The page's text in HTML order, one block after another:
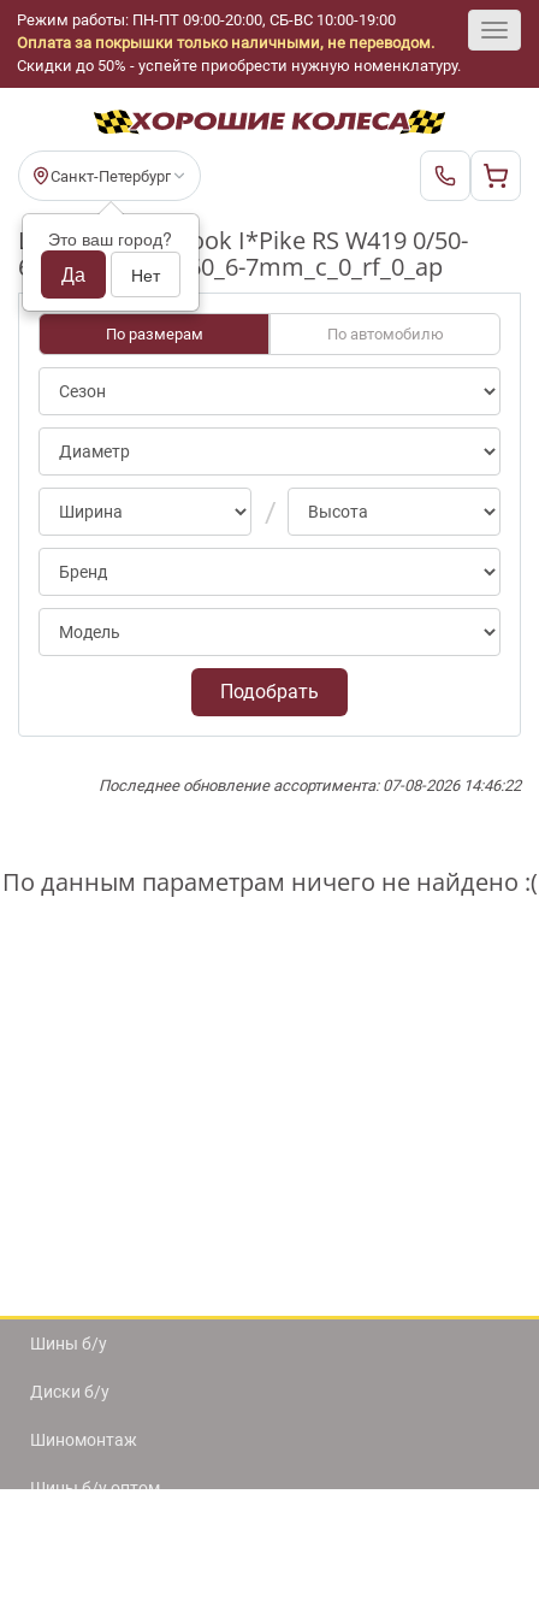
Режим работы: ПН-ПТ 09:00-20:00, СБ-ВС 10:00-19:00
Оплата за покрышки только наличными, не переводом.
Скидки до 50% - успейте приобрести нужную номенклатуру.
Санкт-Петербург
Это ваш город?
Да Нет
Шины бу Hankook I*Pike RS W419 0/50-
69pct R16_215_60_6-7mm_c_0_rf_0_ap
По размерам По автомобилю
Подобрать
Последнее обновление ассортимента: 07-08-2026 14:46:22
По данным параметрам ничего не найдено :(
Шины б/у
Диски б/у
Шиномонтаж
Шины б/у оптом